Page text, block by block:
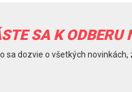
SA K ODBERU
sa dozvie o všetkých novinkách,